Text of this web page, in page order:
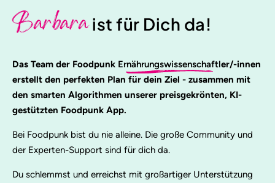
Barbaraist für Dich da!
Das Team der Foodpunk Ernährungswissenschaftler/-innen
erstellt den perfekten Plan für dein Ziel - zusammen mit
den smarten Algorithmen unserer preisgekrönten, KI-
gestützten Foodpunk App.
Bei Foodpunk bist du nie alleine. Die große Community und
der Experten-Support sind für dich da.
Du schlemmst und erreichst mit großartiger Unterstützung